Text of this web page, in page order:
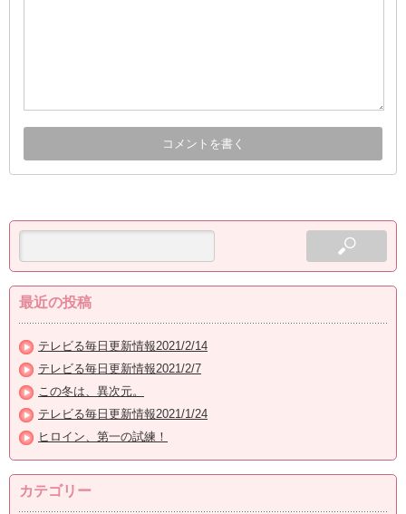
最近の投稿
テレビる毎日更新情報2021/2/14
テレビる毎日更新情報2021/2/7
この冬は、異次元。
テレビる毎日更新情報2021/1/24
ヒロイン、第一の試練！
カテゴリー